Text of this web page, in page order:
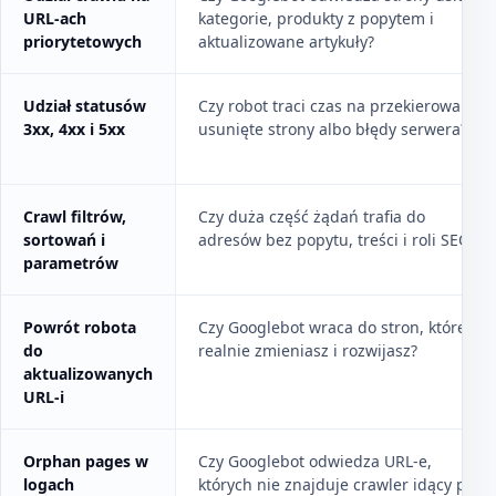
URL-ach
priorytetowych
kategorie, produkty z popytem i
aktualizowane artykuły?
Udział statusów
3xx, 4xx i 5xx
Czy robot traci czas na przekierowania,
usunięte strony albo błędy serwera?
Crawl filtrów,
sortowań i
parametrów
Czy duża część żądań trafia do
adresów bez popytu, treści i roli SEO?
Powrót robota
do
aktualizowanych
URL-i
Czy Googlebot wraca do stron, które
realnie zmieniasz i rozwijasz?
Orphan pages w
logach
Czy Googlebot odwiedza URL-e,
których nie znajduje crawler idący po